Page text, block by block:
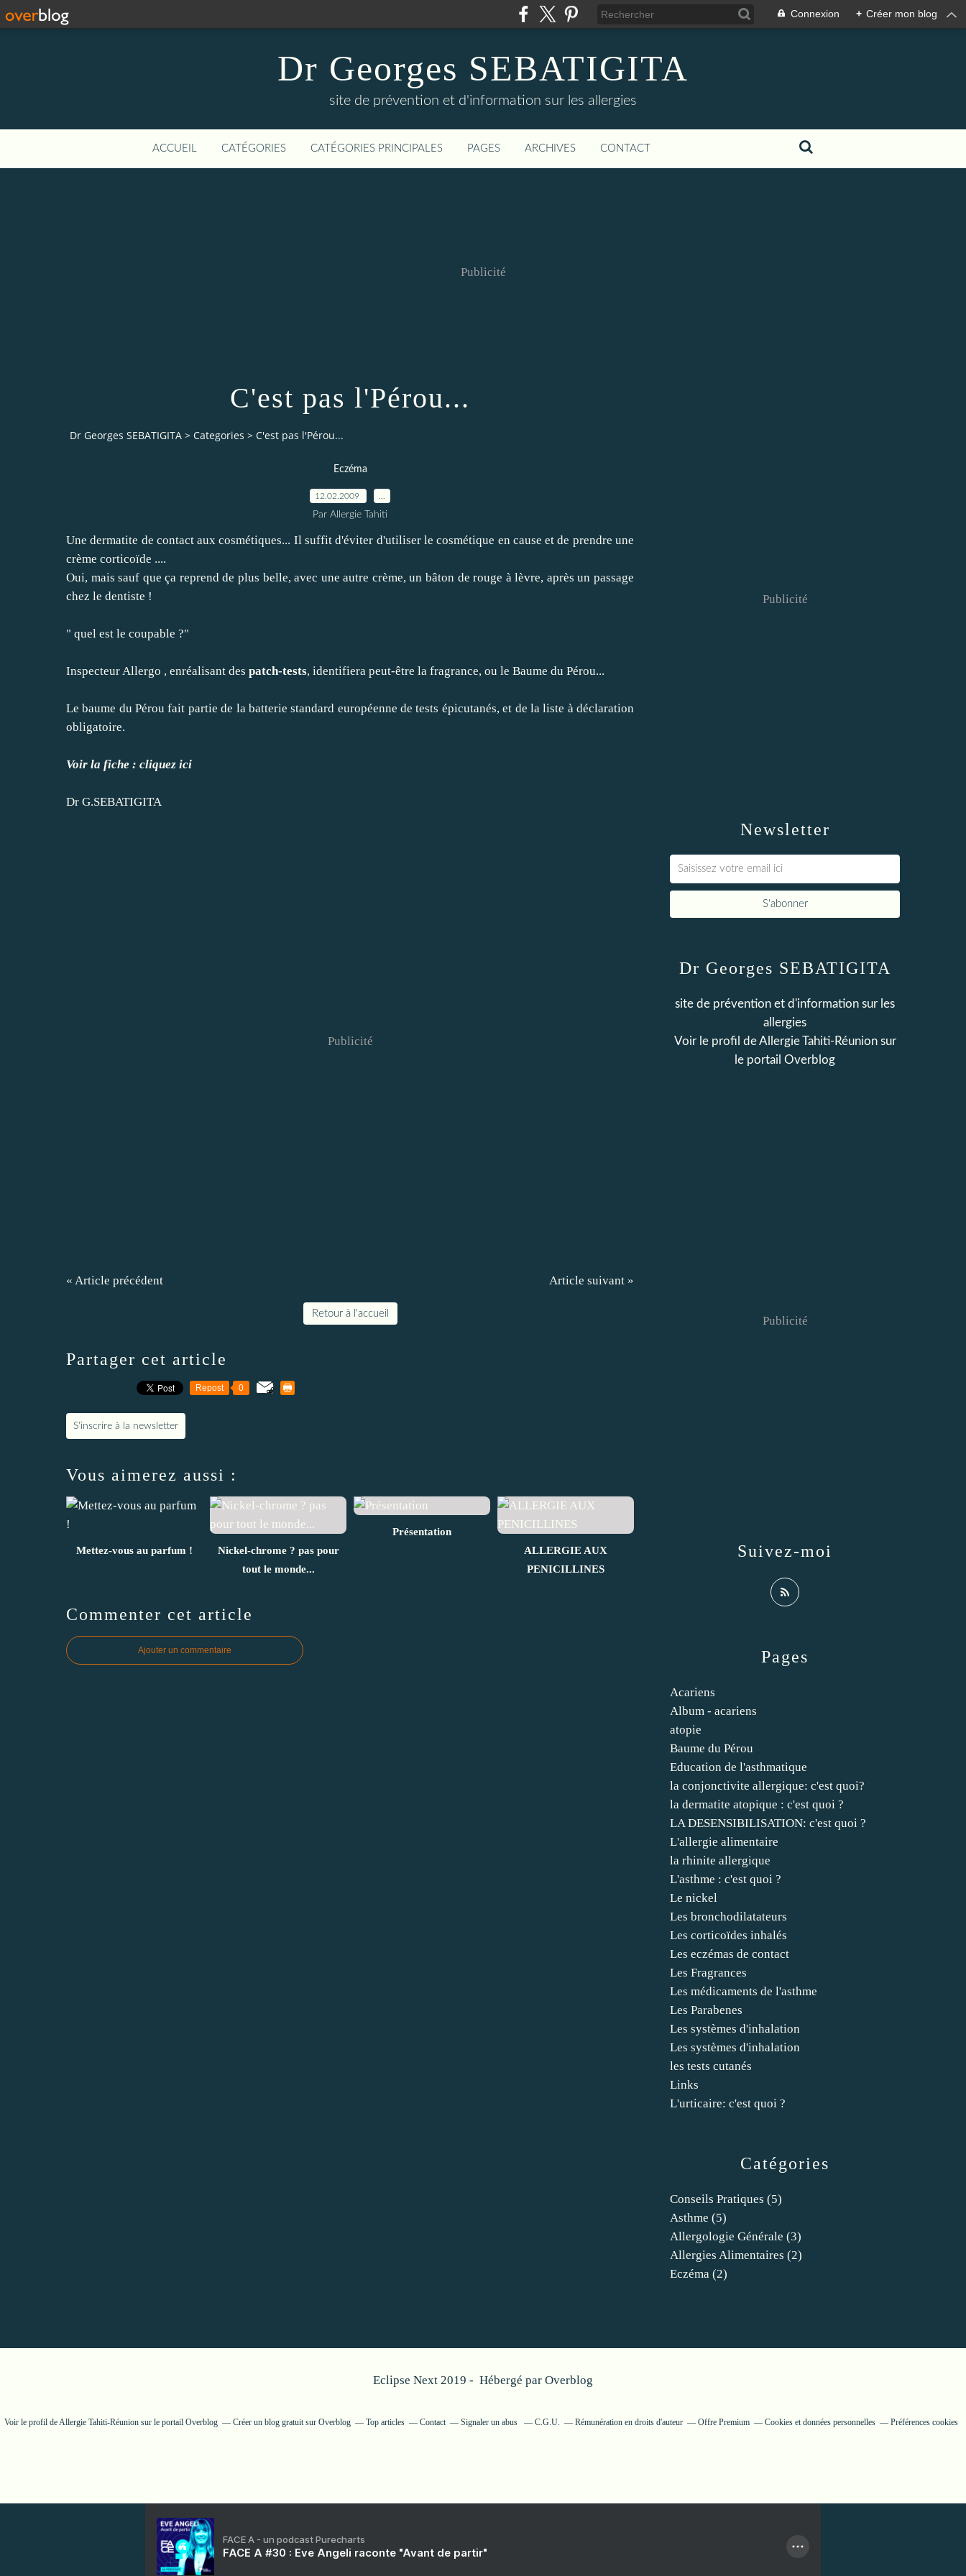
Connexion + Créer mon blog
Dr Georges SEBATIGITA
site de prévention et d'information sur les allergies
ACCUEIL CATÉGORIES CATÉGORIES PRINCIPALES PAGES ARCHIVES CONTACT
Publicité
C'est pas l'Pérou...
Dr Georges SEBATIGITA > Categories > C'est pas l'Pérou...
Eczéma
12.02.2009
Par Allergie Tahiti
Unedermatite de contactaux cosmétiques... Il suffit d'éviter d'utiliser le cosmétique en cause et de prendre une
crème corticoïde ....
Oui, mais sauf que ça reprend de plus belle, avec une autre crème, un bâton de rouge à lèvre, après un passage
chez le dentiste !
" quel est le coupable ?"
Inspecteur Allergo , enréalisant des patch-tests, identifiera peut-être la fragrance, ou le Baume du Pérou...
Le baume du Pérou fait partie de la batterie standard européenne de tests épicutanés, et de la liste à déclaration
obligatoire.
Voir la fiche : cliquez ici
Dr G.SEBATIGITA
Publicité
« Article précédent Article suivant »
Retour à l'accueil
Partager cet article
Repost 0
S'inscrire à la newsletter
Vous aimerez aussi :
Mettez-vous au parfum !
Nickel-chrome ? pas pour
tout le monde...
Présentation
ALLERGIE AUX
PENICILLINES
Commenter cet article
Ajouter un commentaire
Newsletter
Publicité
Catégories
Conseils Pratiques (5)
Asthme (5)
Allergologie Générale (3)
Allergies Alimentaires (2)
Eczéma (2)
Pages
Acariens
Album - acariens
atopie
Baume du Pérou
Education de l'asthmatique
la conjonctivite allergique: c'est quoi?
la dermatite atopique : c'est quoi ?
LA DESENSIBILISATION: c'est quoi ?
L'allergie alimentaire
la rhinite allergique
L'asthme : c'est quoi ?
Le nickel
Les bronchodilatateurs
Les corticoïdes inhalés
Les eczémas de contact
Les Fragrances
Les médicaments de l'asthme
Les Parabenes
Les systèmes d'inhalation
Les systèmes d'inhalation
les tests cutanés
Links
L'urticaire: c'est quoi ?
Dr Georges SEBATIGITA
site de prévention et d'information sur les
allergies
Voir le profil deAllergie Tahiti-Réunionsur
le portail Overblog
Suivez-moi
Publicité
Eclipse Next 2019 - Hébergé par Overblog
Voir le profil deAllergie Tahiti-Réunionsur le portail Overblog Créer un blog gratuit sur Overblog Top articles Contact Signaler un abus C.G.U. Rémunération en droits d'auteur Offre Premium Cookies et données personnelles Préférences cookies
FACE A - un podcast Purecharts
FACE A #30 : Eve Angeli raconte "Avant de partir"